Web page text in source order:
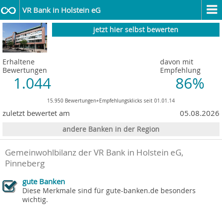
VR Bank in Holstein eG
jetzt hier selbst bewerten
Erhaltene
Bewertungen
1.044
davon mit
Empfehlung
86%
15.950 Bewertungen+Empfehlungsklicks seit 01.01.14
zuletzt bewertet am 05.08.2026
andere Banken in der Region
Gemeinwohlbilanz der VR Bank in Holstein eG,
Pinneberg
gute Banken
Diese Merkmale sind für gute-banken.de besonders
wichtig.